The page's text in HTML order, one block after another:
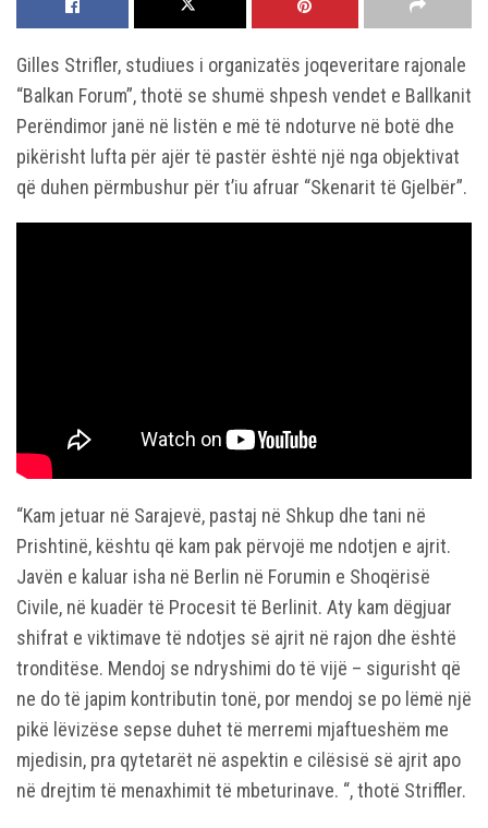
Gilles Strifler, studiues i organizatës joqeveritare rajonale
“Balkan Forum”, thotë se shumë shpesh vendet e Ballkanit
Perëndimor janë në listën e më të ndoturve në botë dhe
pikërisht lufta për ajër të pastër është një nga objektivat
që duhen përmbushur për t’iu afruar “Skenarit të Gjelbër”.
“Kam jetuar në Sarajevë, pastaj në Shkup dhe tani në
Prishtinë, kështu që kam pak përvojë me ndotjen e ajrit.
Javën e kaluar isha në Berlin në Forumin e Shoqërisë
Civile, në kuadër të Procesit të Berlinit. Aty kam dëgjuar
shifrat e viktimave të ndotjes së ajrit në rajon dhe është
tronditëse. Mendoj se ndryshimi do të vijë – sigurisht që
ne do të japim kontributin tonë, por mendoj se po lëmë një
pikë lëvizëse sepse duhet të merremi mjaftueshëm me
mjedisin, pra qytetarët në aspektin e cilësisë së ajrit apo
në drejtim të menaxhimit të mbeturinave. “, thotë Striffler.